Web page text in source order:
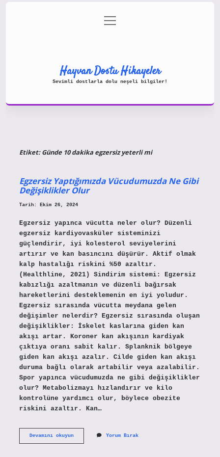
Gizlilik Politikası
menüyü
aç
Hayvan Dostu Hikayeler
Sevimli dostlarla dolu neşeli bilgiler!
Etiket:Günde 10 dakika egzersiz yeterli mi
Egzersiz Yaptığımızda Vücudumuzda Ne Gibi
Değişiklikler Olur
Tarih: Ekim 26, 2024
Egzersiz yapınca vücutta neler olur? Düzenli
egzersiz kardiyovasküler sisteminizi
güçlendirir, iyi kolesterol seviyelerini
artırır ve kan basıncını düşürür. Aktif olmak
kalp hastalığı riskini %50 azaltır.
(Healthline, 2021) Sindirim sistemi: Egzersiz
kabızlığı azaltmanın ve düzenli bağırsak
hareketlerini desteklemenin en iyi yoludur.
Egzersiz sırasında vücutta meydana gelen
değişimler nelerdir? Egzersiz sırasında oluşan
değişiklikler: İskelet kaslarına giden kan
akışı artar. Koroner kan akışının kardiyak
çıktıya oranı sabit kalır. Splanknik bölgeye
giden kan akışı azalır. Cilde giden kan akışı
duruma bağlı olarak artabilir veya azalabilir.
Spor yapınca vücudumuzda ne gibi değişiklikler
olur? Metabolizmayı hızlandırır ve kilo
kontrolüne yardımcı olur, böylece obezite
riskini azaltır. Kan…
Devamını okuyunEgzersiz
Yorum Bırak